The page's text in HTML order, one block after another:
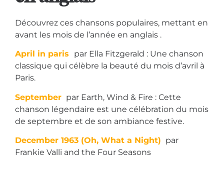
Découvrez ces chansons populaires, mettant en
avant les mois de l’année en anglais .
April in paris
par Ella Fitzgerald : Une chanson
classique qui célèbre la beauté du mois d’avril à
Paris.
September par Earth, Wind & Fire : Cette
chanson légendaire est une célébration du mois
de septembre et de son ambiance festive.
December 1963 (Oh, What a Night) par
Frankie Valli and the Four Seasons